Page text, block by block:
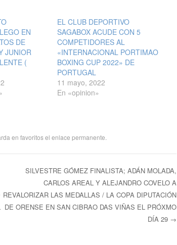
EN
DE
JUNIOR
(
EL CLUB DEPORTIVO
SAGABOX ACUDE CON 5
COMPETIDORES AL
«INTERNACIONAL PORTIMAO
BOXING CUP 2022» DE
PORTUGAL
11 mayo, 2022
En «opinion»
en favoritos el enlace permanente
SILVESTRE GÓMEZ FINALISTA; ADÁN MOLADA,
CARLOS AREAL Y ALEJANDRO COVELO A
REVALORIZAR LAS MEDALLAS / LA COPA DIPUTACIÓN
DE ORENSE EN SAN CIBRAO DAS VIÑAS EL PRÓXMO
DÍA 29 →